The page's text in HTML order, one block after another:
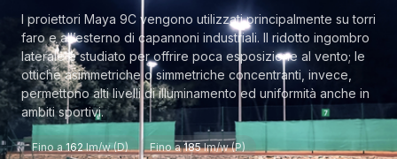
I proiettori Maya 9C vengono utilizzati principalmente su torri
faro e all’esterno di capannoni industriali. Il ridotto ingombro
laterale è studiato per offrire poca esposizione al vento; le
ottiche asimmetriche o simmetriche concentranti, invece,
permettono alti livelli di illuminamento ed uniformità anche in
ambiti sportivi.
Fino a162lm/w (D) Fino a185lm/w (P)